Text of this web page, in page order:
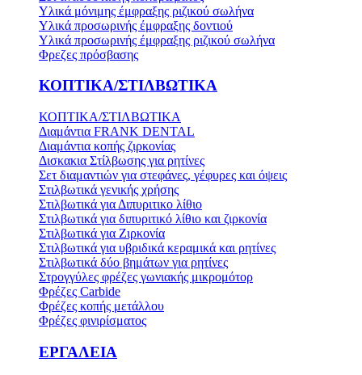
Υλικά μόνιμης έμφραξης ριζικού σωλήνα
Υλικά προσωρινής έμφραξης δοντιού
Υλικά προσωρινής έμφραξης ριζικού σωλήνα
Φρεζες πρόσβασης
ΚΟΠΤΙΚΑ/ΣΤΙΛΒΩΤΙΚΑ
ΚΟΠΤΙΚΑ/ΣΤΙΛΒΩΤΙΚΑ
Διαμάντια FRANK DENTAL
Διαμάντια κοπής ζιρκονίας
Δισκακια Στίλβωσης για ρητίνες
Σετ διαμαντιών για στεφάνες, γέφυρες και όψεις
Στιλβωτικά γενικής χρήσης
Στιλβωτικά για Διπυριτικο λίθιο
Στιλβωτικά για διπυριτικό λίθιο και ζιρκονία
Στιλβωτικά για Ζιρκονία
Στιλβωτικά για υβριδικά κεραμικά και ρητίνες
Στιλβωτικά δύο βημάτων για ρητίνες
Στρογγύλες φρέζες γωνιακής μικρομότορ
Φρέζες Carbide
Φρέζες κοπής μετάλλου
Φρέζες φινιρίσματος
ΕΡΓΑΛΕΙΑ